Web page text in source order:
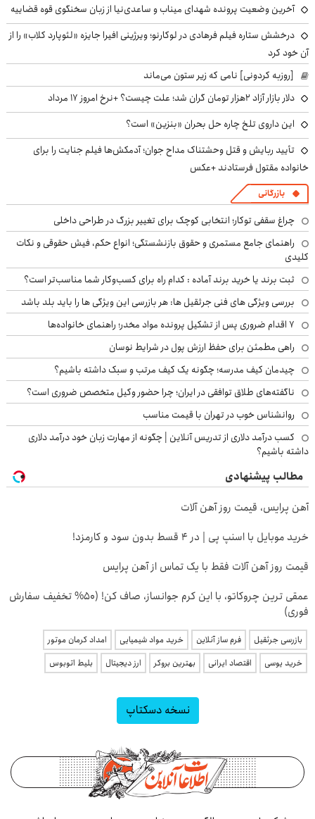
آخرین وضعیت پرونده شهدای میناب و ساعدی‌نیا از زبان سخنگوی قوه قضاییه
درخشش ستاره فیلم فرهادی در لوکارنو؛ ویرژینی افیرا جایزه «لئوپارد کلاب» را از
آن خود کرد
[روزبه کردونی] نامی که زیر ستون می‌ماند
دلار بازار آزاد ۲هزار تومان گران شد؛ علت چیست؟ +نرخ امروز ۱۷ مرداد
این داروی تلخ چاره حل بحران «بنزین» است؟
تأیید ربایش و قتل وحشتناک مداح جوان؛ آدمکش‌ها فیلم جنایت را برای
خانواده مقتول فرستادند +عکس
بازرگانی
چراغ سقفی توکار؛ انتخابی کوچک برای تغییر بزرگ در طراحی داخلی
راهنمای جامع مستمری و حقوق بازنشستگی؛ انواع حکم، فیش حقوقی و نکات
کلیدی
ثبت برند یا خرید برند آماده : کدام راه برای کسب‌وکار شما مناسب‌تر است؟
بررسی ویژگی های فنی جرثقیل ها: هر بازرسی این ویژگی ها را باید بلد باشد
۷ اقدام ضروری پس از تشکیل پرونده مواد مخدر؛ راهنمای خانواده‌ها
راهی مطمئن برای حفظ ارزش پول در شرایط نوسان
چیدمان کیف مدرسه؛ چگونه یک کیف مرتب و سبک داشته باشیم؟
ناگفته‌های طلاق توافقی در ایران؛ چرا حضور وکیل متخصص ضروری است؟
روانشناس خوب در تهران با قیمت مناسب
کسب درآمد دلاری از تدریس آنلاین | چگونه از مهارت زبان خود درآمد دلاری
داشته باشیم؟
مطالب پیشنهادی
آهن پرایس، قیمت روز آهن آلات
خرید موبایل با اسنپ پی | در ۴ قسط بدون سود و کارمزد!
قیمت روز آهن آلات فقط با یک تماس از آهن پرایس
عمقی ترین چروکاتو، با این کرم جوانساز، صاف کن! (50% تخفیف سفارش
فوری)
بازرسی جرثقیل فرم ساز آنلاین خرید مواد شیمیایی
امداد کرمان موتور
خرید یوسی
اقتصاد ایرانی بهترین بروکر ارز دیجیتال بلیط اتوبوس
نسخه دسکتاپ